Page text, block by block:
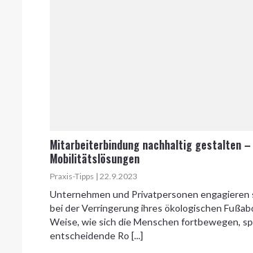
Mitarbeiterbindung nachhaltig gestalten
Mobilitätslösungen
Praxis-Tipps | 22.9.2023
Unternehmen und Privatpersonen engagieren
bei der Verringerung ihres ökologischen
Weise, wie sich die Menschen fortbewegen,
entscheidende Ro [...]